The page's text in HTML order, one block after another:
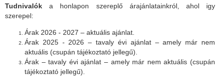
Tudnivalók a honlapon szereplő árajánlatainkról, ahol igy
szerepel:
Árak 2026 - 2027 – aktuális ajánlat.
Árak 2025 - 2026 – tavaly évi ajánlat – amely már nem
aktuális (csupán tájékoztató jellegű).
Árak – tavaly évi ajánlat – amely már nem aktuális (csupán
tájékoztató jellegű).